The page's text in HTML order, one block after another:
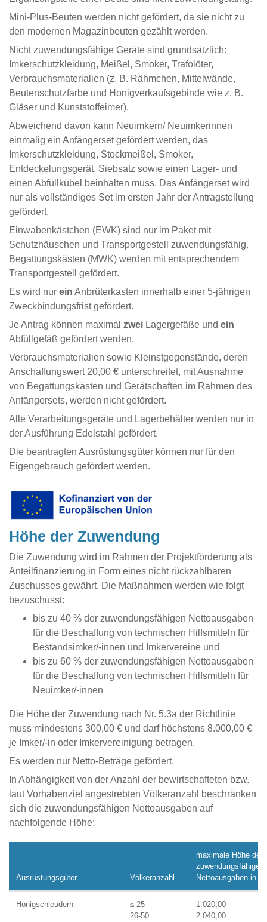
Mini-Plus-Beuten werden nicht gefördert, da sie nicht zu
den modernen Magazinbeuten gezählt werden.
Nicht zuwendungsfähige Geräte sind grundsätzlich:
Imkerschutzkleidung, Meißel, Smoker, Trafolöter,
Verbrauchsmaterialien (z. B. Rähmchen, Mittelwände,
Beutenschutzfarbe und Honigverkaufsgebinde wie z. B.
Gläser und Kunststoffeimer).
Abweichend davon kann Neuimkern/ Neuimkerinnen
einmalig ein Anfängerset gefördert werden, das
Imkerschutzkleidung, Stockmeißel, Smoker,
Entdeckelungsgerät, Siebsatz sowie einen Lager- und
einen Abfüllkübel beinhalten muss. Das Anfängerset wird
nur als vollständiges Set im ersten Jahr der Antragstellung
gefördert.
Einwabenkästchen (EWK) sind nur im Paket mit
Schutzhäuschen und Transportgestell zuwendungsfähig.
Begattungskästen (MWK) werden mit entsprechendem
Transportgestell gefördert.
Es wird nur ein Anbrüterkasten innerhalb einer 5-jährigen
Zweckbindungsfrist gefördert.
Je Antrag können maximal zwei Lagergefäße und ein
Abfüllgefäß gefördert werden.
Verbrauchsmaterialien sowie Kleinstgegenstände, deren
Anschaffungswert 20,00 € unterschreitet, mit Ausnahme
von Begattungskästen und Gerätschaften im Rahmen des
Anfängersets, werden nicht gefördert.
Alle Verarbeitungsgeräte und Lagerbehälter werden nur in
der Ausführung Edelstahl gefördert.
Die beantragten Ausrüstungsgüter können nur für den
Eigengebrauch gefördert werden.
Höhe der Zuwendung
Die Zuwendung wird im Rahmen der Projektförderung als
Anteilfinanzierung in Form eines nicht rückzahlbaren
Zuschusses gewährt. Die Maßnahmen werden wie folgt
bezuschusst:
bis zu 40 % der zuwendungsfähigen Nettoausgaben
für die Beschaffung von technischen Hilfsmitteln für
Bestandsimker/-innen und Imkervereine und
bis zu 60 % der zuwendungsfähigen Nettoausgaben
für die Beschaffung von technischen Hilfsmitteln für
Neuimker/-innen
Die Höhe der Zuwendung nach Nr. 5.3a der Richtlinie
muss mindestens 300,00 € und darf höchstens 8.000,00 €
je Imker/-in oder Imkervereinigung betragen.
Es werden nur Netto-Beträge gefördert.
In Abhängigkeit von der Anzahl der bewirtschafteten bzw.
laut Vorhabenziel angestrebten Völkeranzahl beschränken
sich die zuwendungsfähigen Nettoausgaben auf
nachfolgende Höhe:
Ausrüstungsgüter Völkeranzahl
maximale Höhe der
zuwendungsfähigen
Nettoausgaben in €
Honigschleudern
≤ 25
26-50
1.020,00
2.040,00